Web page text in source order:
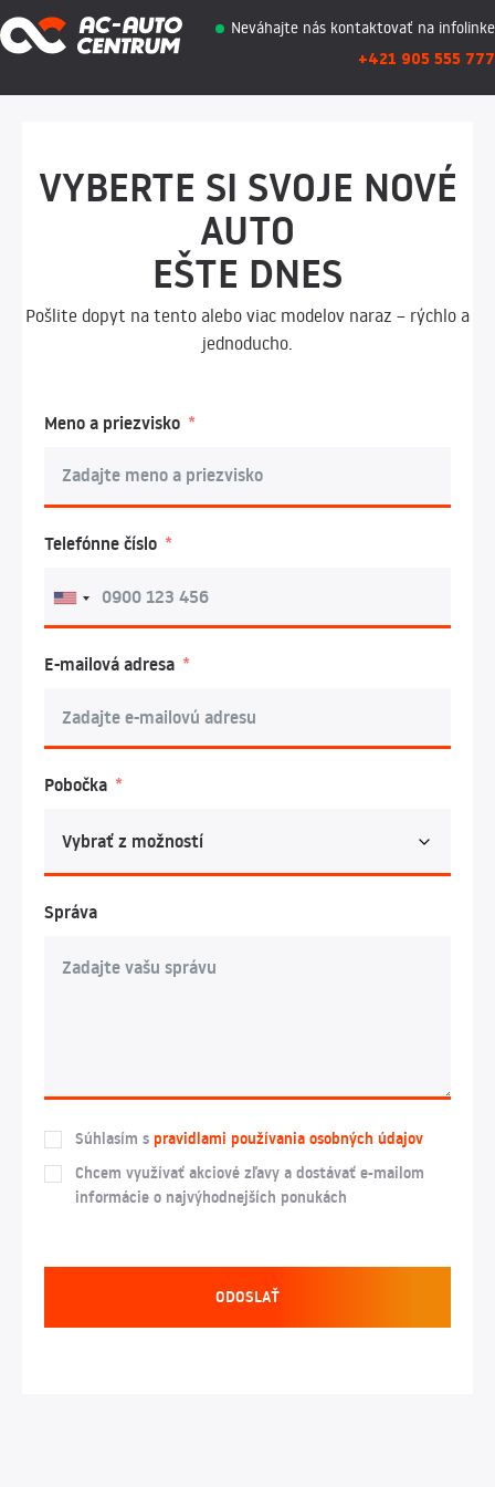
Neváhajte nás kontaktovať na infolinke
+421 905 555 777
VYBERTE SI SVOJE NOVÉ
AUTO
EŠTE DNES
Pošlite dopyt na tento alebo viac modelov naraz – rýchlo a
jednoducho.
Meno a priezvisko
Telefónne číslo
E-mailová adresa
Pobočka
Správa
Súhlasím s pravidlami používania osobných údajov
Chcem využívať akciové zľavy a dostávať e-mailom
informácie o najvýhodnejších ponukách
ODOSLAŤ